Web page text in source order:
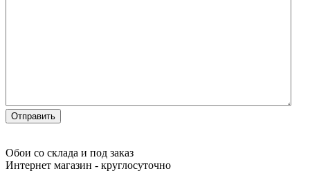
Обои со склада и под заказ
Интернет магазин - круглосуточно